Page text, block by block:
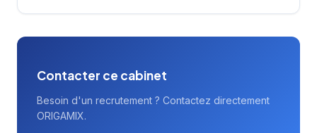
accompagnés.
Contacter ce cabinet
Besoin d'un recrutement ? Contactez directement
ORIGAMIX.